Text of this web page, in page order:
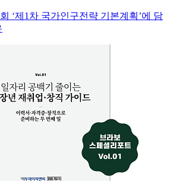
‘제1차 국가인구전략 기본계획’에 담